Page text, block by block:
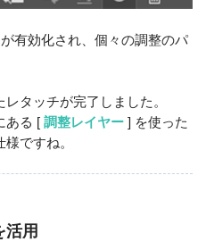
有効化され、個々の調整のパ
タッチが完了しました。
ある [ 調整レイヤー] を使った
ですね。
活用